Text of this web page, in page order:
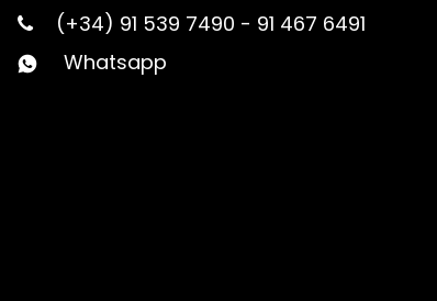
(+34) 91 539 7490 - 91 467 6491
Whatsapp